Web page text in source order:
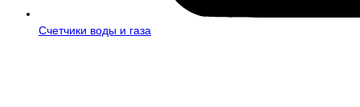
Счетчики воды и газа